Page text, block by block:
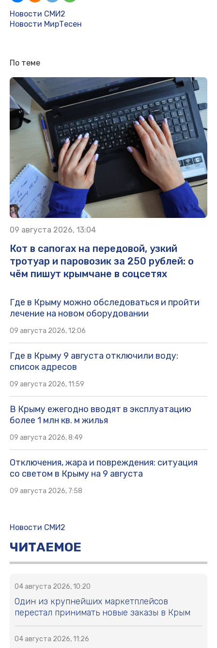
Новости СМИ2
Новости МирТесен
По теме
09 августа 2026, 13:04
Кот в сапогах на передовой, узкий
тротуар и паровозик за 250 рублей: о
чём пишут крымчане в соцсетях
Где в Крыму можно обследоваться и пройти
лечение на новом оборудовании
09 августа 2026, 12:06
Где в Крыму 9 августа отключили воду:
список адресов
09 августа 2026, 11:59
В Крыму ежегодно вводят в эксплуатацию
более 1 млн кв. м жилья
09 августа 2026, 8:49
Отключения, жара и повреждения: ситуация
со светом в Крыму на 9 августа
09 августа 2026, 7:58
Новости СМИ2
ЧИТАЕМОЕ
04 августа 2026, 10:20
Один из крупнейших маркетплейсов
перестал принимать новые заказы в Крым
04 августа 2026, 11:26